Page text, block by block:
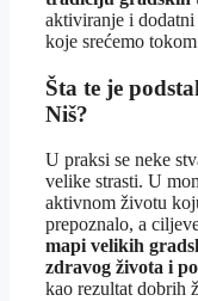
aktiviranje i
koje srećemo
Šta te je
Niš?
U praksi se neke
velike strasti. U
aktivnom životu
prepoznalo, a
mapi velikih
zdravog života i
kao rezultat dobrih